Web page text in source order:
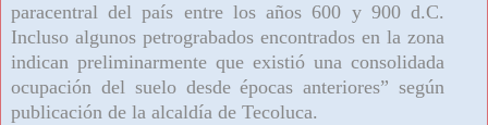
paracentral del país entre los años 600 y 900 d.C.
Incluso algunos petrograbados encontrados en la zona
indican preliminarmente que existió una consolidada
ocupación del suelo desde épocas anteriores” según
publicación de la alcaldía de Tecoluca.